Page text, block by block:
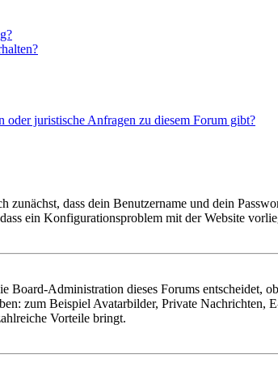
juristische Anfragen zu diesem Forum gibt?
dass dein Benutzername und dein
ein Konfigurationsproblem mit der Website
Administration dieses Forums entscheidet,
zum Beispiel Avatarbilder, Private
Vorteile bringt.